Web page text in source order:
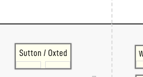
Sutton / Oxted